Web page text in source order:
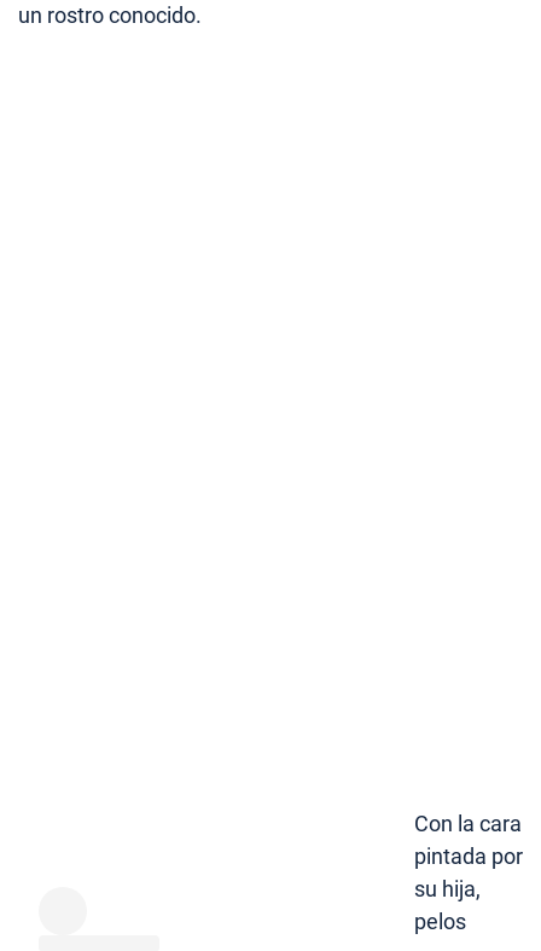
un rostro conocido.
Con la cara
pintada por
su hija,
pelos